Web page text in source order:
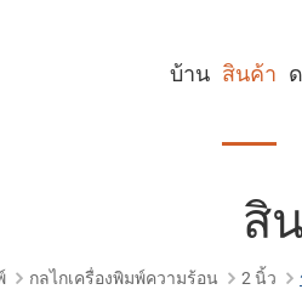
บ้าน สินค้า
สิ
กลไกเครื่องพิมพ์ความร้อน 2 นิ้ว